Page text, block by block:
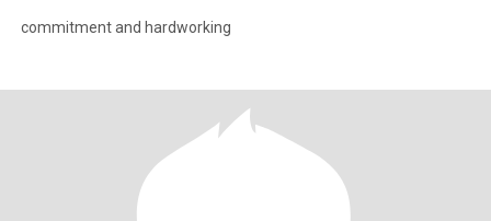
commitment and hardworking